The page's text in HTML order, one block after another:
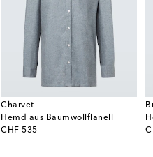
Charvet
Hemd aus Baumwollflanell
CHF 535
original price